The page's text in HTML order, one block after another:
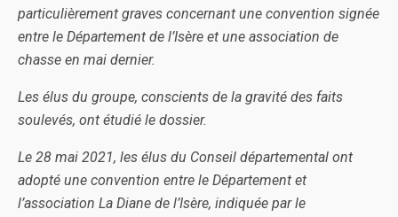
particulièrement graves concernant une convention signée
entre le Département de l’Isère et une association de
chasse en mai dernier.
Les élus du groupe, conscients de la gravité des faits
soulevés, ont étudié le dossier.
Le 28 mai 2021, les élus du Conseil départemental ont
adopté une convention entre le Département et
l’association La Diane de l’Isère, indiquée par le